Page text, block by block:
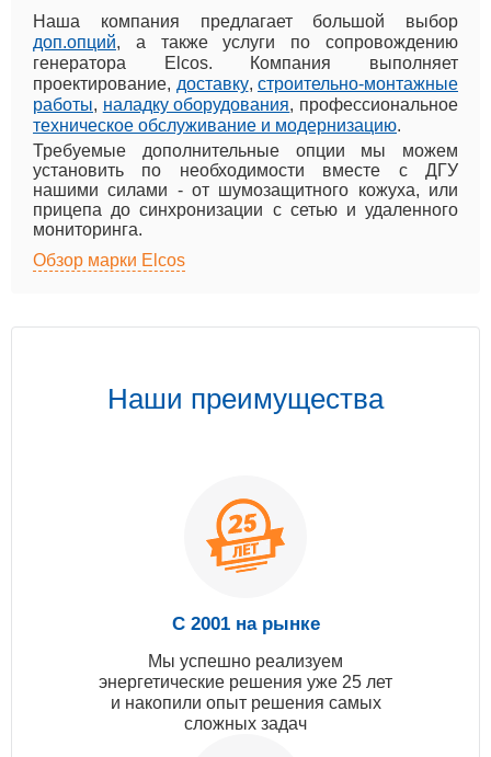
Наша компания предлагает большой выбор
доп.опций, а также услуги по сопровождению
генератора Elcos. Компания выполняет
проектирование, доставку, строительно-монтажные
работы, наладку оборудования, профессиональное
техническое обслуживание и модернизацию.
Требуемые дополнительные опции мы можем
установить по необходимости вместе с ДГУ
нашими силами - от шумозащитного кожуха, или
прицепа до синхронизации с сетью и удаленного
мониторинга.
Обзор марки Elcos
Наши преимущества
С 2001 на рынке
Мы успешно реализуем
энергетические решения уже 25 лет
и накопили опыт решения самых
сложных задач